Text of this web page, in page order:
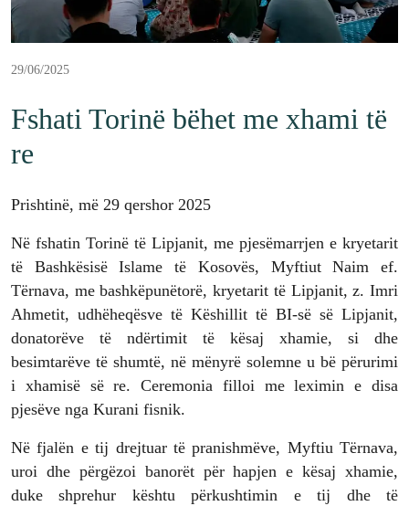
29/06/2025
Fshati Torinë bëhet me xhami të
re
Prishtinë, më 29 qershor 2025
Në fshatin Torinë të Lipjanit, me pjesëmarrjen e kryetarit
të Bashkësisë Islame të Kosovës, Myftiut Naim ef.
Tërnava, me bashkëpunëtorë, kryetarit të Lipjanit, z. Imri
Ahmetit, udhëheqësve të Këshillit të BI-së së Lipjanit,
donatorëve të ndërtimit të kësaj xhamie, si dhe
besimtarëve të shumtë, në mënyrë solemne u bë përurimi
i xhamisë së re. Ceremonia filloi me leximin e disa
pjesëve nga Kurani fisnik.
Në fjalën e tij drejtuar të pranishmëve, Myftiu Tërnava,
uroi dhe përgëzoi banorët për hapjen e kësaj xhamie,
duke shprehur kështu përkushtimin e tij dhe të